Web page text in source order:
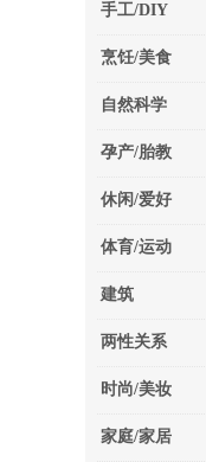
手工/DIY
烹饪/美食
自然科学
孕产/胎教
休闲/爱好
体育/运动
建筑
两性关系
时尚/美妆
家庭/家居